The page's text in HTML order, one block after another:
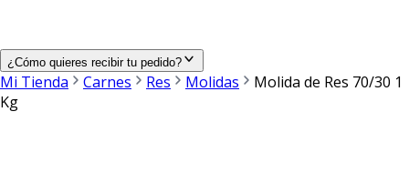
¿Cómo quieres recibir tu pedido?
Mi Tienda Carnes Res Molidas
Molida de Res 70/30 1
Kg